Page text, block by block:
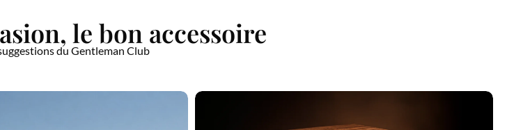
le bon accessoire
du Gentleman Club